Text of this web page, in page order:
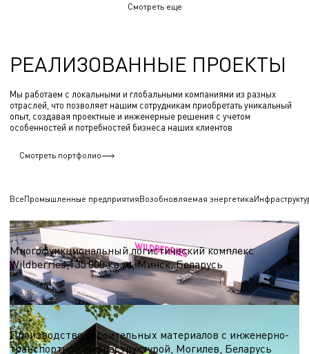
Смотреть еще
РЕАЛИЗОВАННЫЕ ПРОЕКТЫ
Мы работаем с локальными и глобальными компаниями из разных
отраслей, что позволяет нашим сотрудникам приобретать уникальный
опыт, создавая проектные и инженерные решения с учетом
особенностей и потребностей бизнеса наших клиентов
Смотреть портфолио
ВсеПромышленные предприятияВозобновляемая энергетика
Логистические центры и склады
Многофункциональный логистический комплекс
Wildberries,135 000 кв.м., Минск, Беларусь
S = 135 000 кв.м.
Строительные материалы
Производство строительных материалов с инженерно-
транспортной инфраструктурой, Могилев, Беларусь